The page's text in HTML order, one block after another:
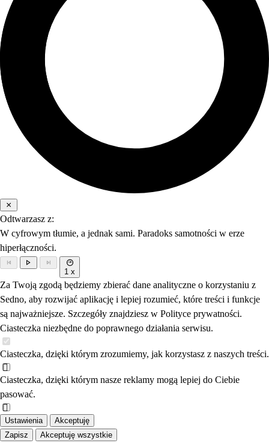
Odtwarzasz z:
W cyfrowym tłumie, a jednak sami. Paradoks samotności w erze
hiperłączności.
1 x
Za Twoją zgodą będziemy zbierać dane analityczne o korzystaniu z
Sedno, aby rozwijać aplikację i lepiej rozumieć, które treści i funkcje
są najważniejsze. Szczegóły znajdziesz w Polityce prywatności.
Ciasteczka niezbędne do poprawnego działania serwisu.
Ciasteczka, dzięki którym zrozumiemy, jak korzystasz z naszych treści.
Ciasteczka, dzięki którym nasze reklamy mogą lepiej do Ciebie
pasować.
Ustawienia
Akceptuję
Zapisz
Akceptuję wszystkie